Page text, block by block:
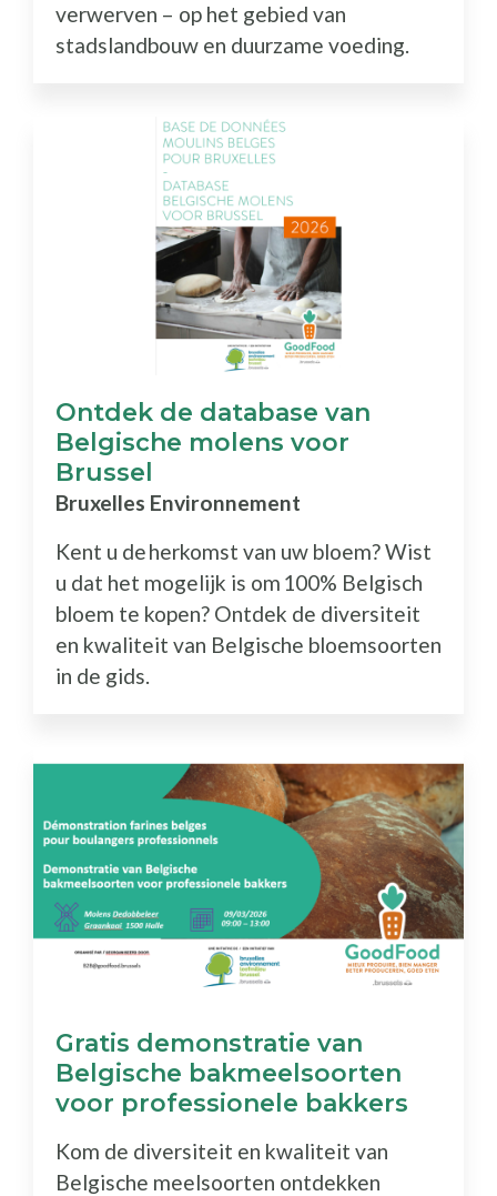
verwerven – op het gebied van
stadslandbouw en duurzame voeding.
Ontdek de database van
Belgische molens voor
Brussel
Bruxelles Environnement
Kent u de herkomst van uw bloem? Wist
u dat het mogelijk is om 100% Belgisch
bloem te kopen? Ontdek de diversiteit
en kwaliteit van Belgische bloemsoorten
in de gids.
Gratis demonstratie van
Belgische bakmeelsoorten
voor professionele bakkers
Kom de diversiteit en kwaliteit van
Belgische meelsoorten ontdekken